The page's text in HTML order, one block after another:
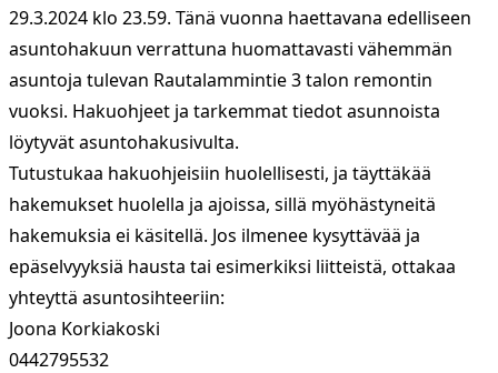
29.3.2024 klo 23.59. Tänä vuonna haettavana edelliseen
asuntohakuun verrattuna huomattavasti vähemmän
asuntoja tulevan Rautalammintie 3 talon remontin
vuoksi. Hakuohjeet ja tarkemmat tiedot asunnoista
löytyvät asuntohakusivulta.
Tutustukaa hakuohjeisiin huolellisesti, ja täyttäkää
hakemukset huolella ja ajoissa, sillä myöhästyneitä
hakemuksia ei käsitellä. Jos ilmenee kysyttävää ja
epäselvyyksiä hausta tai esimerkiksi liitteistä, ottakaa
yhteyttä asuntosihteeriin:
Joona Korkiakoski
0442795532